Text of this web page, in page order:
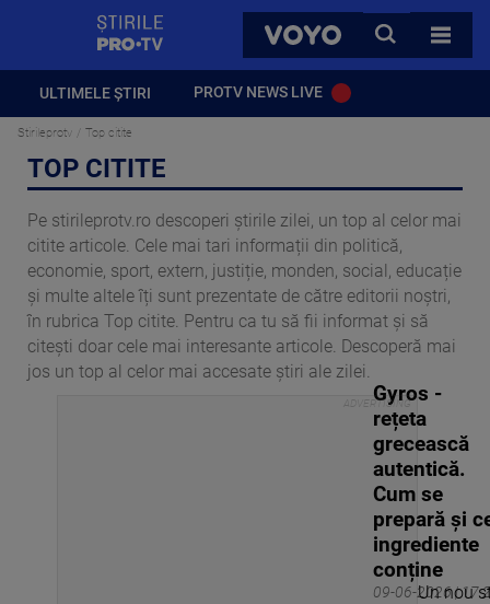
VOYO
CAUTA
TOATE
ULTIMELE ȘTIRI PROTV NEWS LIVE
Stirileprotv Top citite
TOP CITITE
Pe stirileprotv.ro descoperi știrile zilei, un top al celor mai
citite articole. Cele mai tari informații din politică,
economie, sport, extern, justiție, monden, social, educație
și multe altele îți sunt prezentate de către editorii noștri,
în rubrica Top citite. Pentru ca tu să fii informat și să
citești doar cele mai interesante articole. Descoperă mai
jos un top al celor mai accesate știri ale zilei.
09-06-2026 |
Gyros -
rețeta
grecească
autentică.
Cum se
prepară și
ingrediente
conține
Un nou